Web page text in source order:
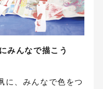
みんなで描こう
に、みんなで色をつ